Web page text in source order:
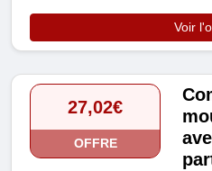
Voir
27,02€
OFFRE